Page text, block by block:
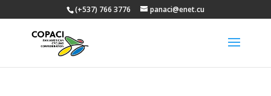
(+537) 766 3776 panaci@enet.cu